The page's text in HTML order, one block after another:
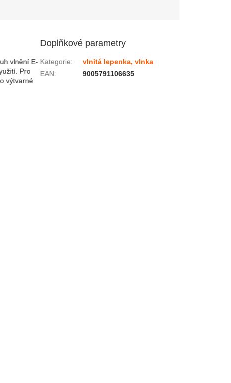
vlnění E-
Pro
výtvarné
Doplňkové parametry
Kategorie:
vlnitá lepenka, vlnka
EAN: 9005791106635